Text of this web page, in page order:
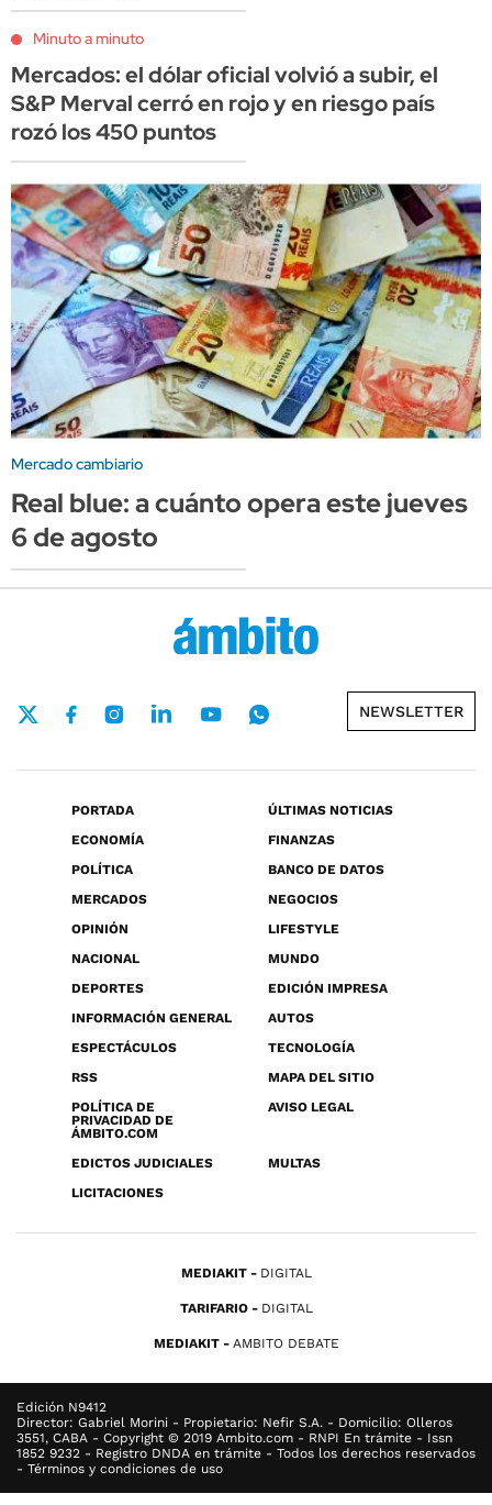
Minuto a minuto
Mercados: el dólar oficial volvió a subir, el
S&P Merval cerró en rojo y en riesgo país
rozó los 450 puntos
Mercado cambiario
Real blue: a cuánto opera este jueves
6 de agosto
NEWSLETTER
PORTADA
ÚLTIMAS NOTICIAS
ECONOMÍA
FINANZAS
POLÍTICA
BANCO DE DATOS
MERCADOS
NEGOCIOS
OPINIÓN
LIFESTYLE
NACIONAL
MUNDO
DEPORTES
EDICIÓN IMPRESA
INFORMACIÓN GENERAL
AUTOS
ESPECTÁCULOS
TECNOLOGÍA
RSS
MAPA DEL SITIO
POLÍTICA DE
PRIVACIDAD DE
ÁMBITO.COM
AVISO LEGAL
EDICTOS JUDICIALES
MULTAS
LICITACIONES
MEDIAKIT DIGITAL
TARIFARIO DIGITAL
MEDIAKIT AMBITO DEBATE
Edición N9412
Director: Gabriel Morini - Propietario: Nefir S.A. - Domicilio: Olleros
3551, CABA - Copyright © 2019 Ambito.com - RNPI En trámite - Issn
1852 9232 - Registro DNDA en trámite - Todos los derechos reservados
- Términos y condiciones de uso